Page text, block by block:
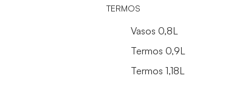
TERMOS
Vasos 0,8L
Termos 0,9L
Termos 1,18L